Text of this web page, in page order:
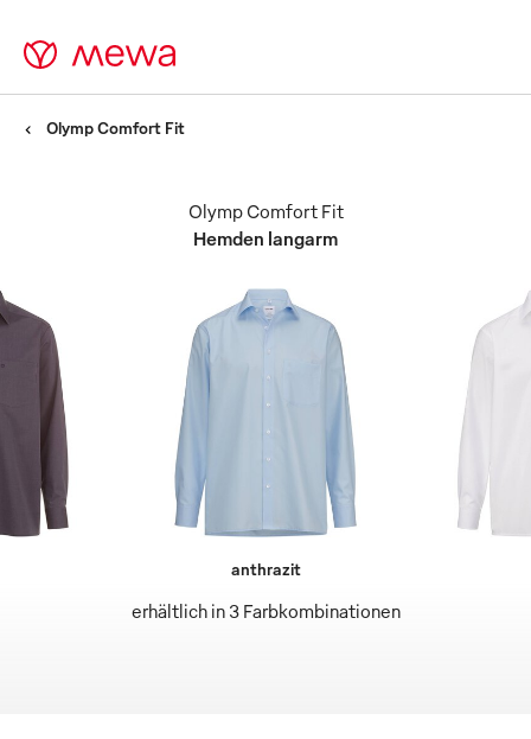
Olymp Comfort Fit
Hemden langarm
Olymp Comfort Fit
erhältlich in 3 Farbkombinationen
anthrazit